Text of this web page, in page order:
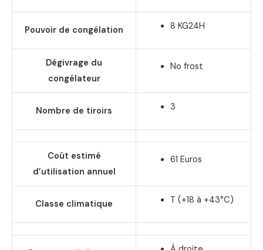
Pouvoir de congélation 8 KG24H
Dégivrage du
congélateur
No frost
Nombre de tiroirs 3
Coût estimé
d’utilisation annuel
61 Euros
Classe climatique T (+18 à +43°C)